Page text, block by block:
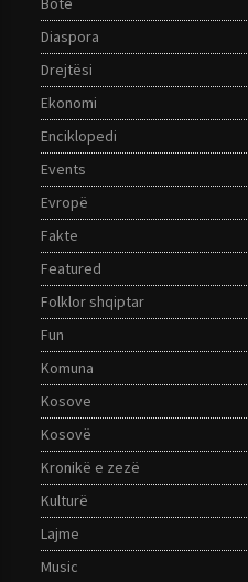
Diaspora
Drejtësi
Ekonomi
Enciklopedi
Events
Evropë
Fakte
Featured
Folklor shqiptar
Fun
Komuna
Kosove
Kosovë
Kronikë e zezë
Kulturë
Lajme
Music